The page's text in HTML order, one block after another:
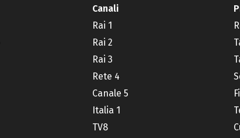
Canali
Rai 1
Rai 2
Rai 3
Rete 4
Canale 5
Italia 1
TV8